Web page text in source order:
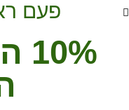
מוצרים מהחנות
נפלאות הזיכרון
פעם